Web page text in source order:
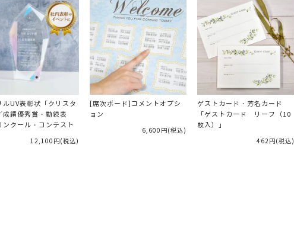
ルUV表彰状「クリスタ
成績優秀賞・勤続表
ンクール・コンテスト
12,100円(税込)
[席次ボード]コメントオプシ
ョン
6,600円(税込)
ゲストカード・芳名カード
「ゲストカード リーフ（10
枚入）」
462円(税込)